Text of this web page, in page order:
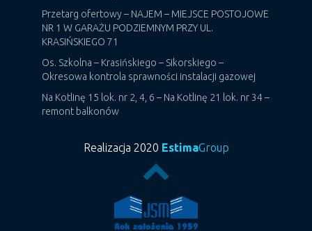
Przetarg ofertowy – NAJEM – MIEJSCE POSTOJOWE
NR 1 W GARAŻU PODZIEMNYM PRZY UL.
KRASIŃSKIEGO 71
Os. Szkolna – Krasińskiego – Sikorskiego –
Okresowa kontrola sprawności instalacji gazowej
Na Kotlinę 15 lok. nr 2, 4, 6 – Na Kotlinę 21 lok. nr 34 –
remont balkonów
Realizacja 2020 EstimaGroup